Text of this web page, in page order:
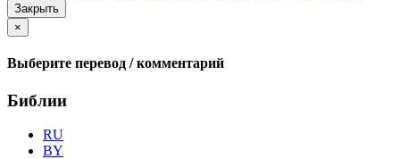
Закрыть
×
Выберите перевод / комментарий
Библии
RU
BY